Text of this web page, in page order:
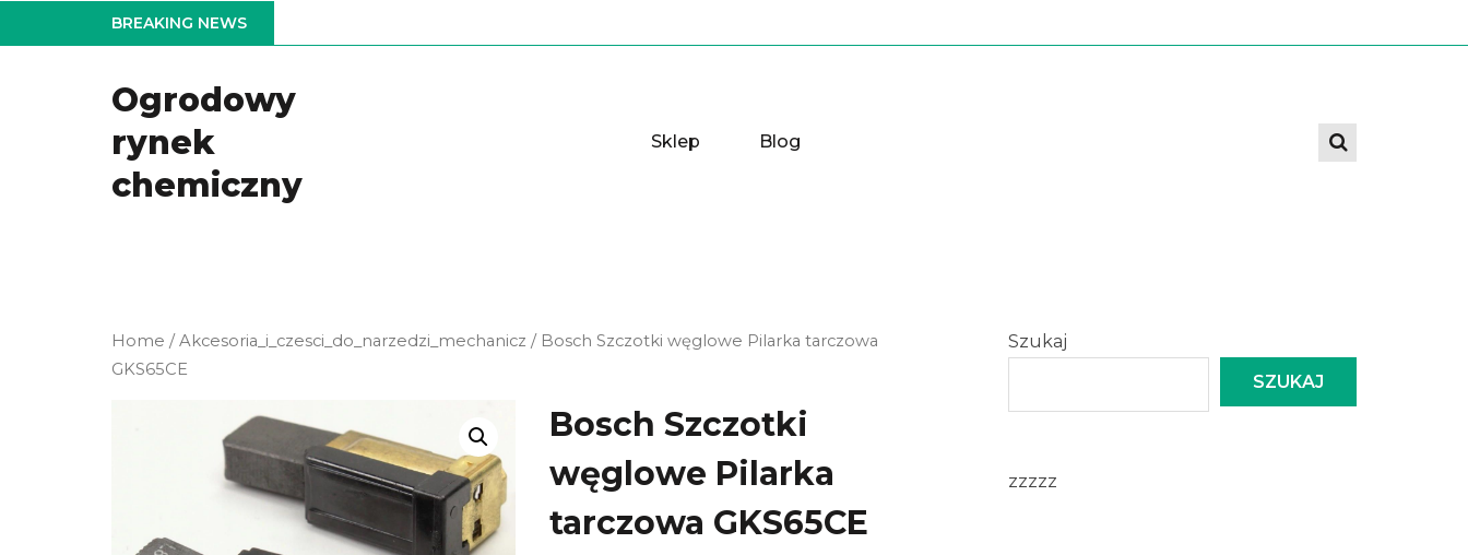
to
BREAKING NEWS
Ogrodowy
rynek
chemiczny
Sklep Blog
Home /Akcesoria_i_czesci_do_narzedzi_mechanicz / Bosch Szczotki węglowe Pilarka tarczowa
GKS65CE
Bosch Szczotki
węglowe Pilarka
tarczowa GKS65CE
Szukaj
SZUKAJ
zzzzz